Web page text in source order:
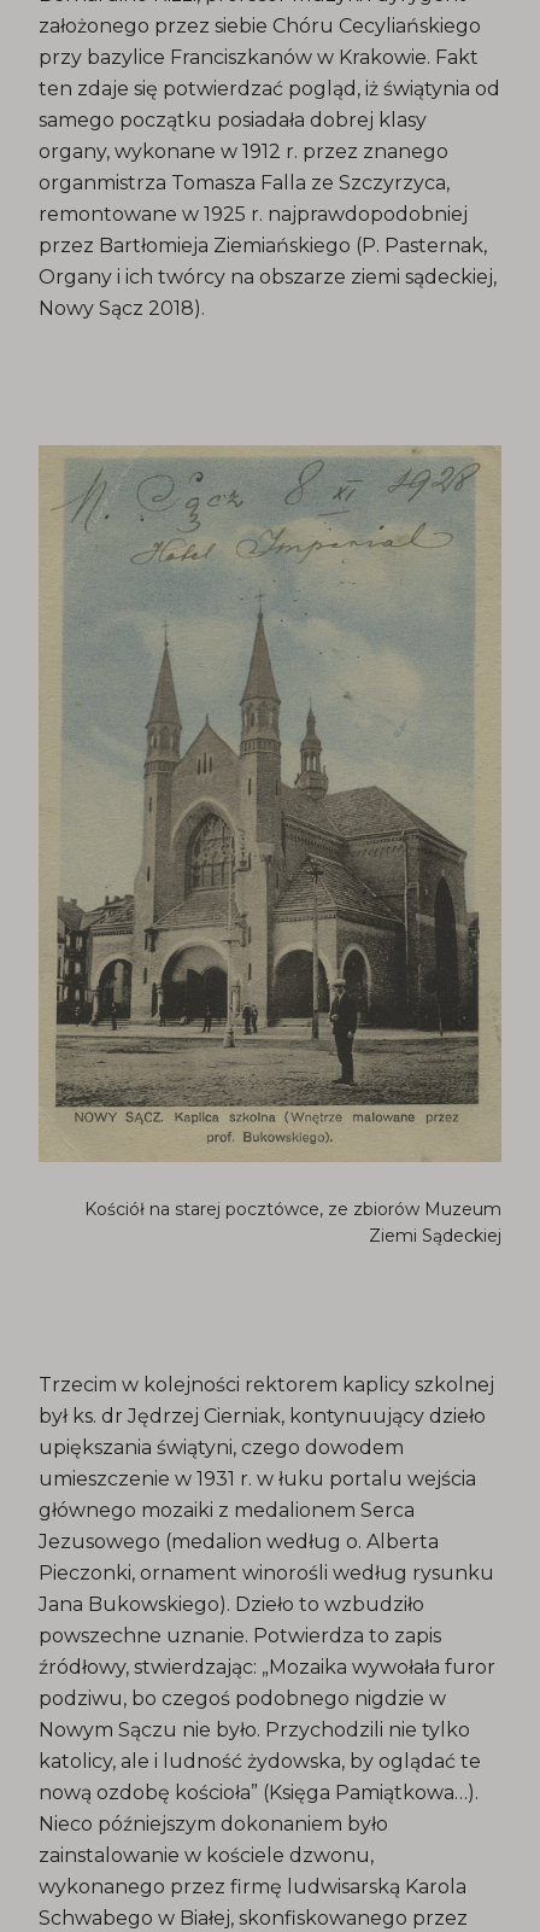
założonego przez siebie Chóru Cecyliańskiego
przy bazylice Franciszkanów w Krakowie. Fakt
ten zdaje się potwierdzać pogląd, iż świątynia od
samego początku posiadała dobrej klasy
organy, wykonane w 1912 r. przez znanego
organmistrza Tomasza Falla ze Szczyrzyca,
remontowane w 1925 r. najprawdopodobniej
przez Bartłomieja Ziemiańskiego (P. Pasternak,
Organy i ich twórcy na obszarze ziemi sądeckiej,
Nowy Sącz 2018).
Kościół na starej pocztówce, ze zbiorów Muzeum
Ziemi Sądeckiej
Trzecim w kolejności rektorem kaplicy szkolnej
był ks. dr Jędrzej Cierniak, kontynuujący dzieło
upiększania świątyni, czego dowodem
umieszczenie w 1931 r. w łuku portalu wejścia
głównego mozaiki z medalionem Serca
Jezusowego (medalion według o. Alberta
Pieczonki, ornament winorośli według rysunku
Jana Bukowskiego). Dzieło to wzbudziło
powszechne uznanie. Potwierdza to zapis
źródłowy, stwierdzając: „Mozaika wywołała furor
podziwu, bo czegoś podobnego nigdzie w
Nowym Sączu nie było. Przychodzili nie tylko
katolicy, ale i ludność żydowska, by oglądać te
nową ozdobę kościoła” (Księga Pamiątkowa…).
Nieco późniejszym dokonaniem było
zainstalowanie w kościele dzwonu,
wykonanego przez firmę ludwisarską Karola
Schwabego w Białej, skonfiskowanego przez